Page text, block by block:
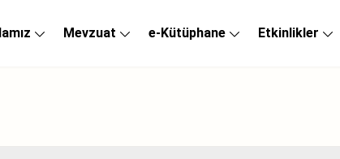
Mevzuat e-Kütüphane Etkinlikler